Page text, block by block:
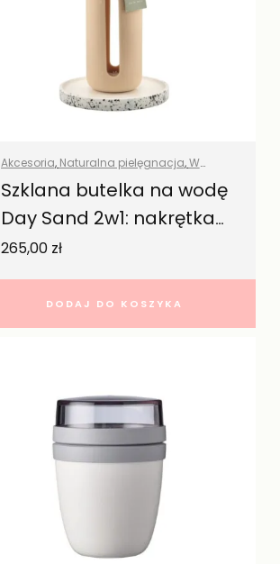
Akcesoria, Naturalna pielęgnacja,W
plenerze
W podróży Wszystkie produkty
Szklana butelka na wodę
Day Sand 2w1: nakrętka
+ rurka 600ml – Bink
265,00 zł
DODAJ DO KOSZYKA